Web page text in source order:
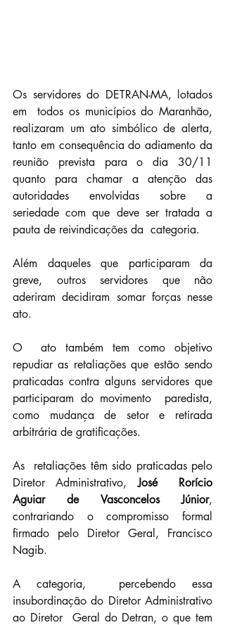
Os servidores do DETRAN-MA, lotados
em  todos os municípios do Maranhão,
realizaram um ato simbólico de alerta,
tanto em consequência do adiamento da
reunião prevista para o dia 30/11
quanto para chamar a atenção das
autoridades envolvidas sobre a
seriedade com que deve ser tratada a
pauta de reivindicações da  categoria.
Além daqueles que participaram da
greve, outros servidores que não
aderiram decidiram somar forças nesse
ato.
O  ato também tem como objetivo
repudiar as retaliações que estão sendo
praticadas contra alguns servidores que
participaram do movimento  paredista,
como mudança de setor e retirada
arbitrária de gratificações.
As  retaliações têm sido praticadas pelo
Diretor Administrativo, José  Rorício
Aguiar de Vasconcelos Júnior,
contrariando o compromisso formal
firmado pelo Diretor Geral, Francisco
Nagib.
A categoria,  percebendo essa
insubordinação do Diretor Administrativo
ao Diretor  Geral do Detran, o que tem